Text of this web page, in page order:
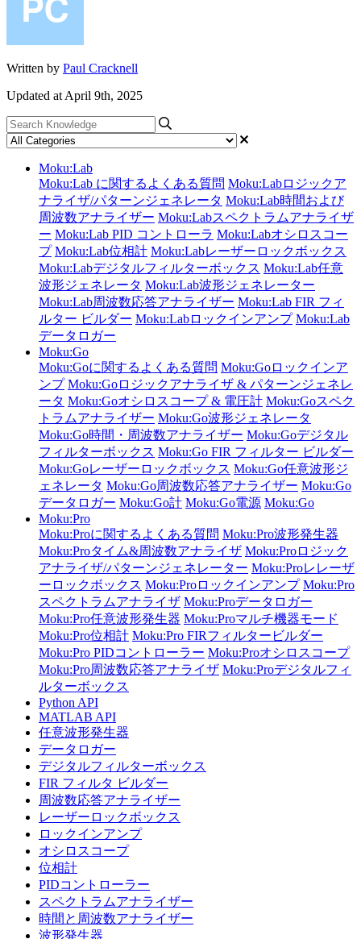
Written by Paul Cracknell
Updated at April 9th, 2025
Moku:Lab
Moku:Lab に関するよくある質問 Moku:Labロジックア
ナライザ/パターンジェネレータ Moku:Lab時間および
周波数アナライザー Moku:Labスペクトラムアナライザ
ー Moku:Lab PID コントローラ Moku:Labオシロスコー
プ Moku:Lab位相計 Moku:Labレーザーロックボックス
Moku:Labデジタルフィルターボックス Moku:Lab任意
波形ジェネレータ Moku:Lab波形ジェネレーター
Moku:Lab周波数応答アナライザー Moku:Lab FIR フィ
ルター ビルダー Moku:Labロックインアンプ Moku:Lab
データロガー
Moku:Go
Moku:Goに関するよくある質問 Moku:Goロックインア
ンプ Moku:Goロジックアナライザ & パターンジェネレ
ータ Moku:Goオシロスコープ & 電圧計 Moku:Goスペク
トラムアナライザー Moku:Go波形ジェネレータ
Moku:Go時間・周波数アナライザー Moku:Goデジタル
フィルターボックス Moku:Go FIR フィルター ビルダー
Moku:Goレーザーロックボックス Moku:Go任意波形ジ
ェネレータ Moku:Go周波数応答アナライザー Moku:Go
データロガー Moku:Go計 Moku:Go電源 Moku:Go
Moku:Pro
Moku:Proに関するよくある質問 Moku:Pro波形発生器
Moku:Proタイム&周波数アナライザ Moku:Proロジック
アナライザ/パターンジェネレーター Moku:Proレレーザ
ーロックボックス Moku:Proロックインアンプ Moku:Pro
スペクトラムアナライザ Moku:Proデータロガー
Moku:Pro任意波形発生器 Moku:Proマルチ機器モード
Moku:Pro位相計 Moku:Pro FIRフィルタービルダー
Moku:Pro PIDコントローラー Moku:Proオシロスコープ
Moku:Pro周波数応答アナライザ Moku:Proデジタルフィ
ルターボックス
Python API
MATLAB API
任意波形発生器
データロガー
デジタルフィルターボックス
FIR フィルタ ビルダー
周波数応答アナライザー
レーザーロックボックス
ロックインアンプ
オシロスコープ
位相計
PIDコントローラー
スペクトラムアナライザー
時間と周波数アナライザー
波形発生器